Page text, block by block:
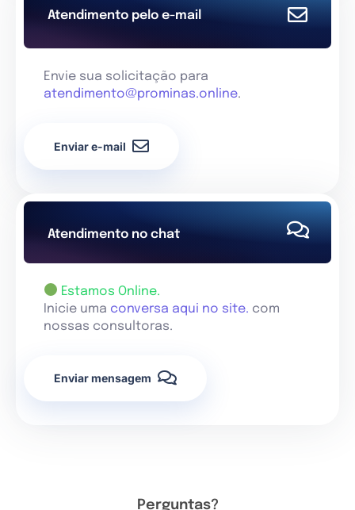
Atendimento pelo e-mail
Envie sua solicitação para
atendimento@prominas.online.
Enviar e-mail
Atendimento no chat
Estamos Online.
Inicie uma conversa aqui no site. com
nossas consultoras.
Enviar mensagem
Perguntas?